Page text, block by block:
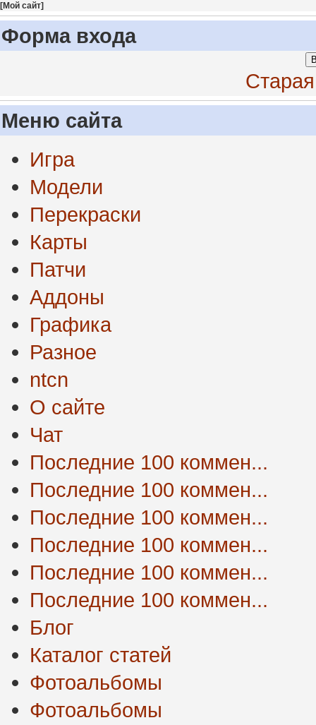
[Мой сайт]
Форма входа
Меню сайта
Игра
Модели
Перекраски
Карты
Патчи
Аддоны
Графика
Разное
ntcn
О сайте
Чат
Последние 100 коммен...
Последние 100 коммен...
Последние 100 коммен...
Последние 100 коммен...
Последние 100 коммен...
Последние 100 коммен...
Блог
Каталог статей
Фотоальбомы
Фотоальбомы